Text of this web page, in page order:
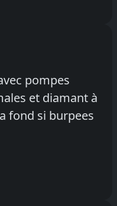
pompes
et diamant à
fond si burpees